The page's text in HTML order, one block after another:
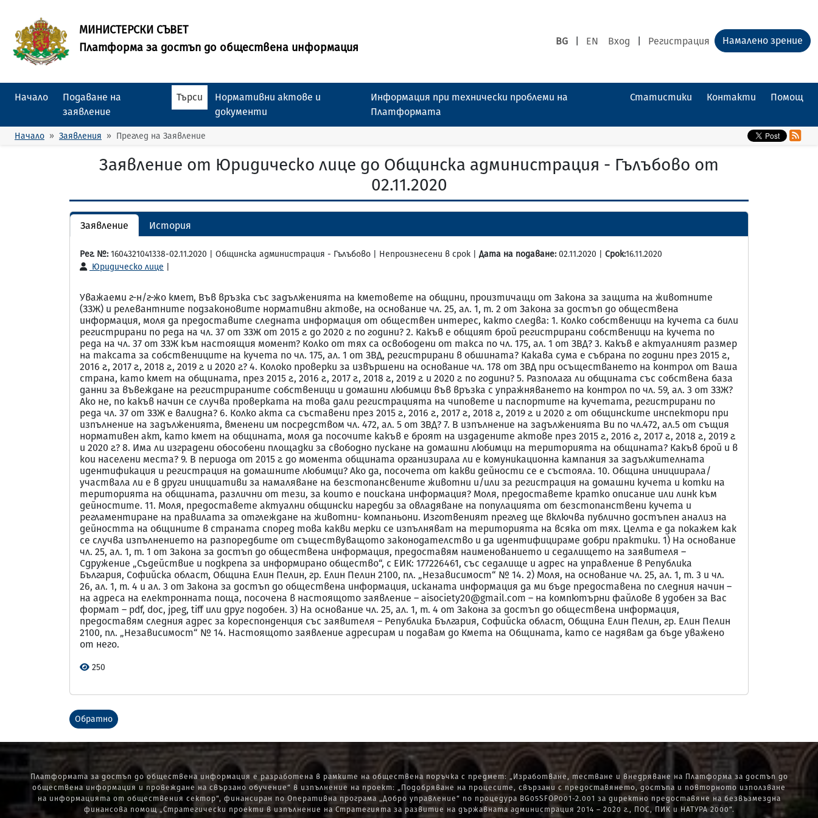
МИНИСТЕРСКИ СЪВЕТ
Платформа за достъп до обществена информация
BG EN Вход Регистрация Намалено зрение
Начало
Подаване на
заявление
Търси
Нормативни актове и
документи
Информация при технически проблеми на
Платформата
Статистики Контакти Помощ
Начало Заявления Преглед на Заявление
Заявление от Юридическо лице до Общинска администрация - Гълъбово от
02.11.2020
Заявление История
Рег. №: 1604321041338-02.11.2020 | Общинска администрация - Гълъбово | Непроизнесени в срок | Дата на подаване: 02.11.2020 | Срок:16.11.2020
Юридическо лице
Уважаеми г-н/г-жо кмет, Във връзка със задълженията на кметовете на общини, произтичащи от Закона за защита на животните
(ЗЗЖ) и релевантните подзаконовите нормативни актове, на основание чл. 25, ал. 1, т. 2 от Закона за достъп до обществена
информация, моля да предоставите следната информация от обществен интерес, както следва: 1. Колко собственици на кучета са били
регистрирани по реда на чл. 37 от ЗЗЖ от 2015 г. до 2020 г. по години? 2. Какъв е общият брой регистрирани собственици на кучета по
реда на чл. 37 от ЗЗЖ към настоящия момент? Колко от тях са освободени от такса по чл. 175, ал. 1 от ЗВД? 3. Какъв е актуалният размер
на таксата за собствениците на кучета по чл. 175, ал. 1 от ЗВД, регистрирани в обшината? Какава сума е събрана по години през 2015 г.,
2016 г., 2017 г., 2018 г., 2019 г. и 2020 г.? 4. Колоко проверки за извършени на основание чл. 178 от ЗВД при осъществането на контрол от Ваша
страна, като кмет на общината, през 2015 г., 2016 г., 2017 г., 2018 г., 2019 г. и 2020 г. по години? 5. Разполага ли общината със собствена база
данни за въвеждане на регистрираните собственици и домашни любимци във връзка с упражняването на контрол по чл. 59, ал. 3 от ЗЗЖ?
Ако не, по какъв начин се случва проверката на това дали регистрацията на чиповете и паспортите на кучетата, регистрирани по
реда чл. 37 от ЗЗЖ е валидна? 6. Колко акта са съставени през 2015 г., 2016 г., 2017 г., 2018 г., 2019 г. и 2020 г. от общинските инспектори при
изпълнение на задълженията, вменени им посредством чл. 472, ал. 5 от ЗВД? 7. В изпълнение на задълженията Ви по чл.472, ал.5 от същия
нормативен акт, като кмет на общината, моля да посочите какъв е броят на издадените актове през 2015 г., 2016 г., 2017 г., 2018 г., 2019 г.
и 2020 г.? 8. Има ли изградени обособени площадки за свободно пускане на домашни любимци на територията на общината? Какъв брой и в
кои населени места? 9. В периода от 2015 г. до момента общината организирала ли е комуникационна кампания за задължителната
идентификация и регистрация на домашните любимци? Ако да, посочета от какви дейности се е състояла. 10. Община инициирала/
участвала ли е в други инициативи за намаляване на безстопансвените животни и/или за регистрация на домашни кучета и котки на
територията на общината, различни от тези, за които е поискана информация? Моля, предоставете кратко описание или линк към
дейностите. 11. Моля, предоставете актуални общински наредби за овладяване на популацията от безстопанствени кучета и
регламентиране на правилата за отглеждане на животни- компаньони. Изготвеният преглед ще включва публично достъпен анализ на
дейността на общините в страната според това какви мерки се изпълняват на територията на всяка от тях. Целта е да покажем как
се случва изпълнението на разпоредбите от съществуващото законодателство и да идентифицираме добри практики. 1) На основание
чл. 25, ал. 1, т. 1 от Закона за достъп до обществена информация, предоставям наименованието и седалището на заявителя –
Сдружение „Съдействие и подкрепа за информирано общество“, с ЕИК: 177226461, със седалище и адрес на управление в Република
България, Софийска област, Община Елин Пелин, гр. Елин Пелин 2100, пл. „Независимост“ № 14. 2) Моля, на основание чл. 25, ал. 1, т. 3 и чл.
26, ал. 1, т. 4 и ал. 3 от Закона за достъп до обществена информация, исканата информация да ми бъде предоставена по следния начин –
на адреса на електронната поща, посоченa в настоящото заявление – aisociety20@gmail.com – на компютърни файлове в удобен за Вас
формат – pdf, doc, jpeg, tiff или друг подобен. 3) На основание чл. 25, ал. 1, т. 4 от Закона за достъп до обществена информация,
предоставям следния адрес за кореспонденция със заявителя – Република България, Софийска област, Община Елин Пелин, гр. Елин Пелин
2100, пл. „Независимост“ № 14. Настоящото заявление адресирам и подавам до Кмета на Общината, като се надявам да бъде уважено
от него.
250
Обратно
Платформата за достъп до обществена информация е разработена в рамките на обществена поръчка с предмет: „Изработване, тестване и внедряване на Платформа за достъп до
обществена информация и провеждане на свързано обучение“ в изпълнение на проект: „Подобряване на процесите, свързани с предоставянето, достъпа и повторното използване
на информацията от обществения сектор“, финансиран по Оперативна програма „Добро управление“ по процедура BG05SFOP001-2.001 за директно предоставяне на безвъзмездна
финансова помощ „Стратегически проекти в изпълнение на Стратегията за развитие на държавната администрация 2014 – 2020 г., ПОС, ПИК и НАТУРА 2000“.